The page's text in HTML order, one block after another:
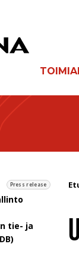
Press release
tie- ja